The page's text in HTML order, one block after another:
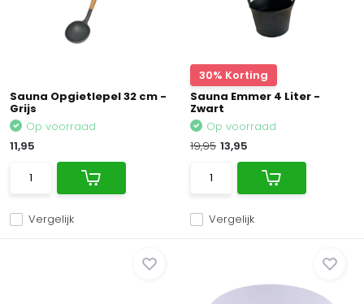
Sauna Opgietlepel 32 cm -
Grijs
Vergelijk
Op voorraad
11,95
30% Korting
Sauna Emmer 4 Liter -
Zwart
Vergelijk
Op voorraad
19,95 13,95